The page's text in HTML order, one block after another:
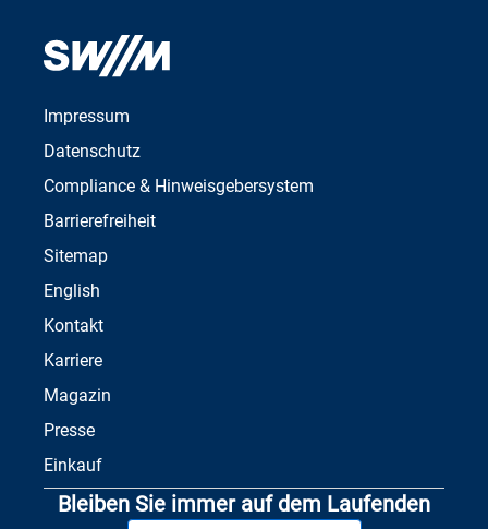
Impressum
Datenschutz
Compliance & Hinweisgebersystem
Barrierefreiheit
Sitemap
English
Kontakt
Karriere
Magazin
Presse
Einkauf